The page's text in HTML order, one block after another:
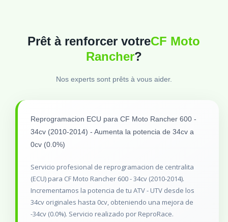
Prêt à renforcer votreCF Moto
Rancher?
Nos experts sont prêts à vous aider.
Reprogramacion ECU para CF Moto Rancher 600 -
34cv (2010-2014) - Aumenta la potencia de 34cv a
0cv (0.0%)
Servicio profesional de reprogramacion de centralita
(ECU) para CF Moto Rancher 600 - 34cv (2010-2014).
Incrementamos la potencia de tu ATV - UTV desde los
34cv originales hasta 0cv, obteniendo una mejora de
-34cv (0.0%). Servicio realizado por ReproRace.